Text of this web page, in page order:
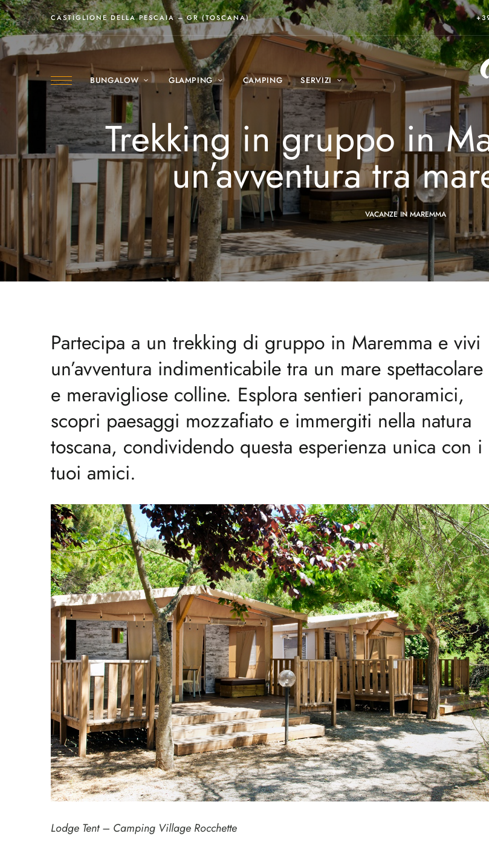
CASTIGLIONE DELLA PESCAIA – GR (TOSCANA)
BUNGALOW GLAMPING CAMPING SERVIZI
Trekking in gruppo in
un’avventura tra
VACANZE IN MAREMMA
Partecipa a un trekking di gruppo in Maremma e vivi
un’avventura indimenticabile tra un mare spettacolare
e meravigliose colline. Esplora sentieri panoramici,
scopri paesaggi mozzafiato e immergiti nella natura
toscana, condividendo questa esperienza unica con i
tuoi amici.
Lodge Tent – Camping Village Rocchette